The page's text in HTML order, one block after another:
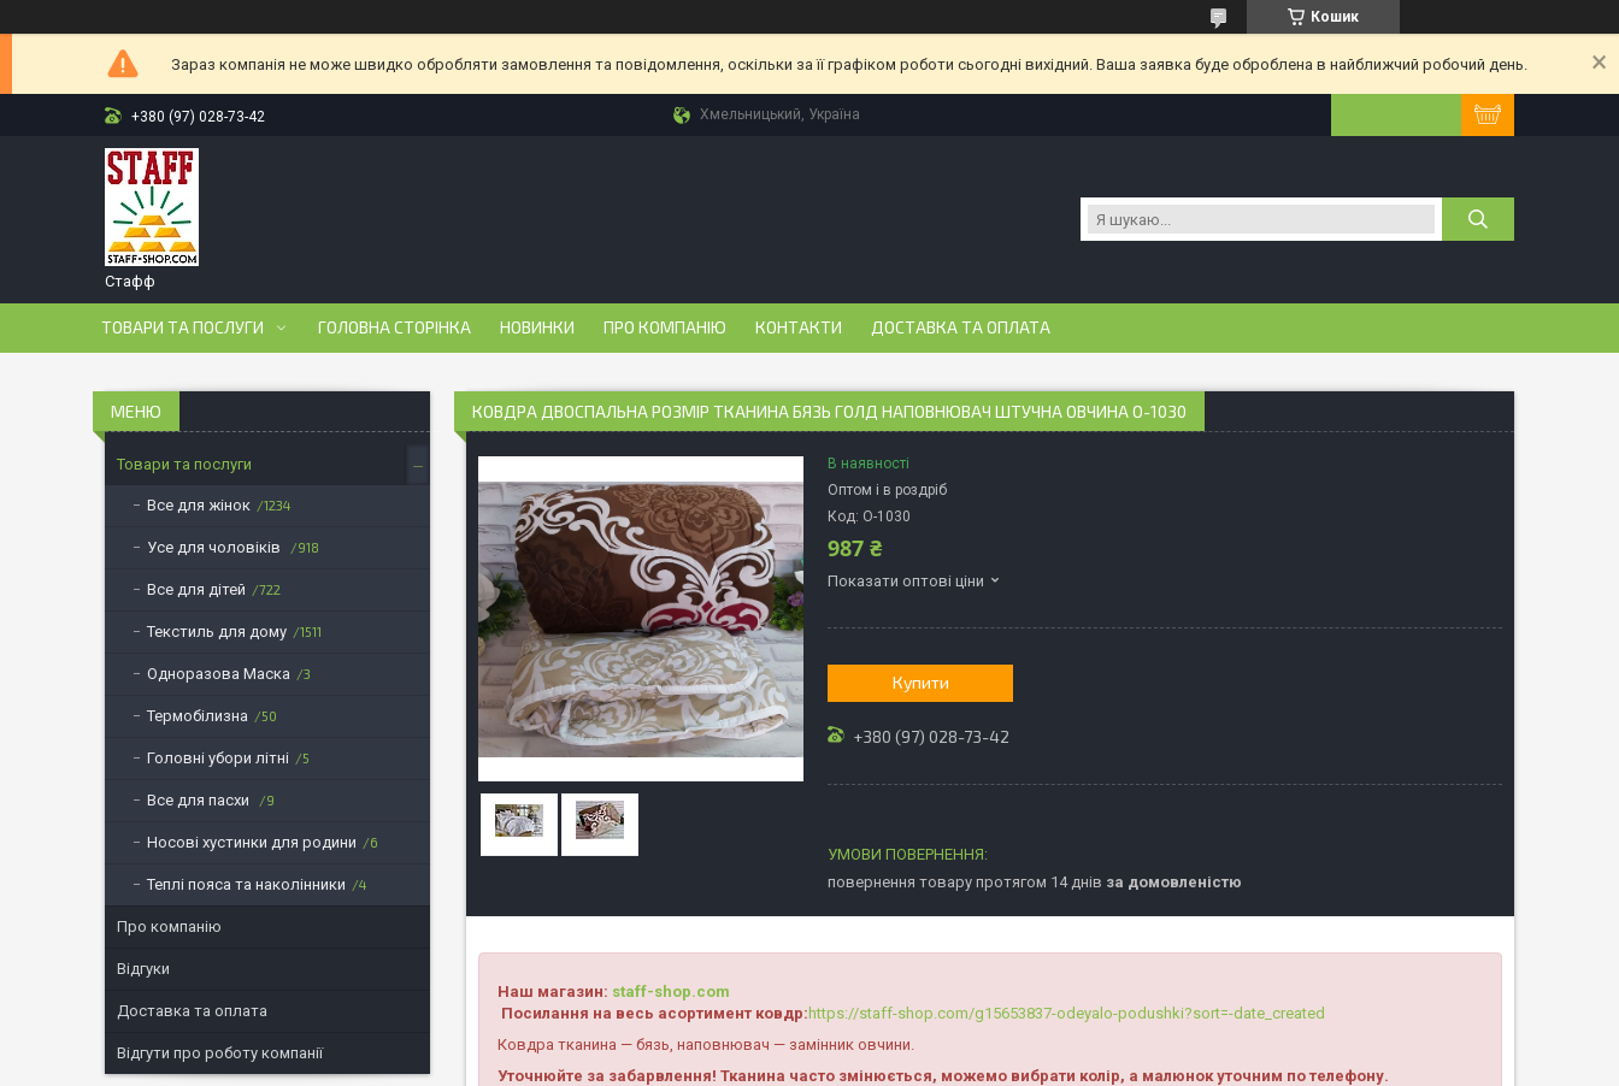
Кошик
Зараз компанія не може швидко обробляти замовлення та повідомлення, оскільки за її графіком роботи сьогодні вихідний. Ваша заявка буде оброблена в найближчий робочий день.
+380 (97) 028-73-42 Хмельницький, Україна
Стафф
ТОВАРИ ТА ПОСЛУГИ ГОЛОВНА СТОРІНКА НОВИНКИ ПРО КОМПАНІЮ КОНТАКТИ ДОСТАВКА ТА ОПЛАТА
КОВДРА ДВОСПАЛЬНА РОЗМІР ТКАНИНА БЯЗЬ ГОЛД НАПОВНЮВАЧ ШТУЧНА ОВЧИНА О-1030
В наявності
Оптом і в роздріб
Код: О-1030
987 ₴
Показати оптові ціни
Купити
+380 (97) 028-73-42
повернення товару протягом 14 днів за домовленістю
Наш магазин: staff-shop.com
Посилання на весь асортимент ковдр:https://staff-shop.com/g15653837-odeyalo-podushki?sort=-date_created
Ковдра тканина — бязь, наповнювач — замінник овчини.
Уточнюйте за забарвлення! Тканина часто змінюється, можемо вибрати колір, а малюнок уточним по телефону.
Товари та послуги
Все для жінок 1234
Усе для чоловіків 918
Все для дітей 722
Текстиль для дому 1511
Одноразова Маска 3
Термобілизна 50
Головні убори літні 5
Все для пасхи 9
Носові хустинки для родини 6
Теплі пояса та наколінники 4
Про компанію
Відгуки
Доставка та оплата
Відгути про роботу компанії